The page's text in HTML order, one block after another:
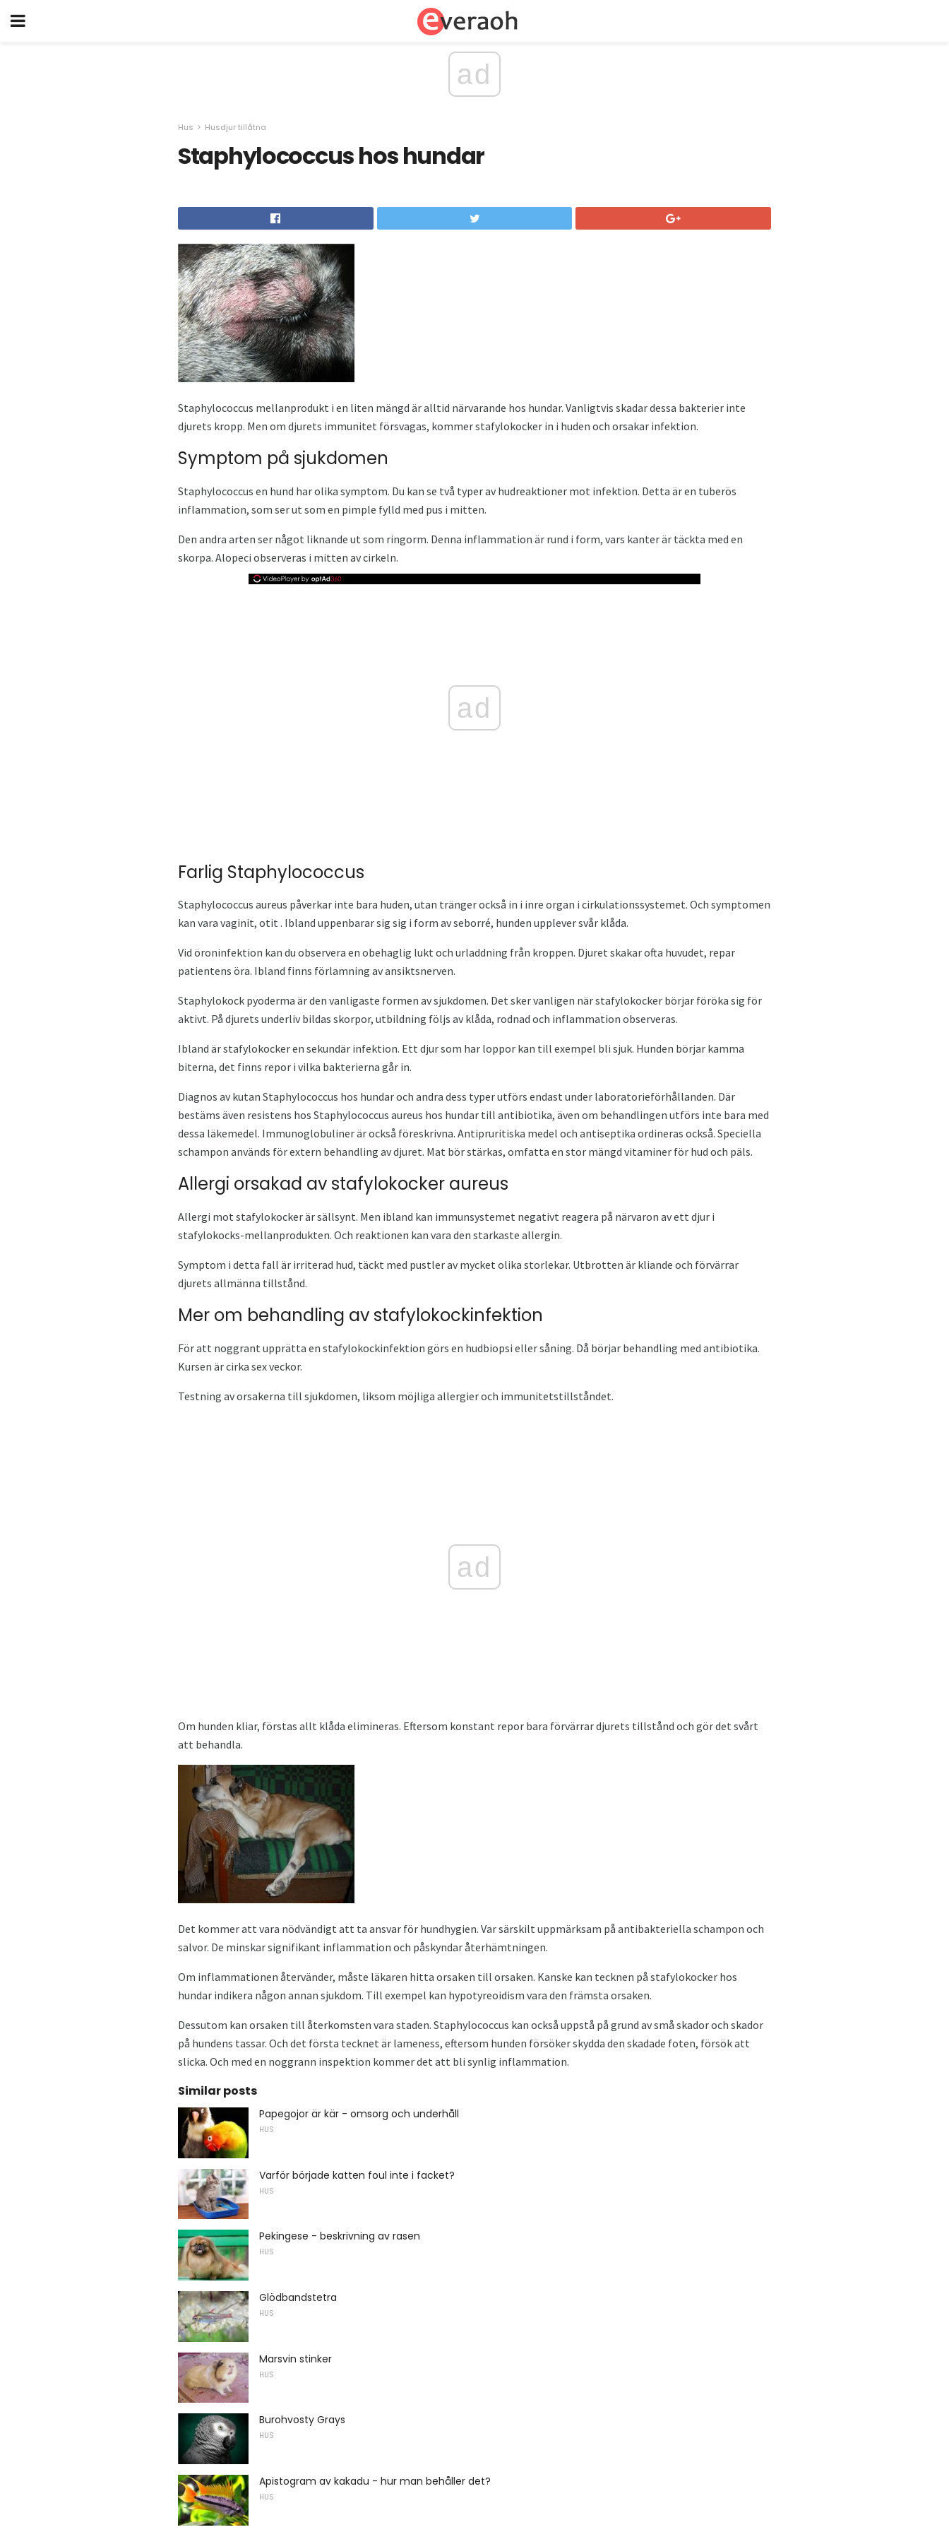
ad
Hus Husdjur tillåtna
Staphylococcus hos hundar
Staphylococcus mellanprodukt i en liten mängd är alltid närvarande hos hundar. Vanligtvis skadar dessa bakterier inte
djurets kropp. Men om djurets immunitet försvagas, kommer stafylokocker in i huden och orsakar infektion.
Symptom på sjukdomen
Staphylococcus en hund har olika symptom. Du kan se två typer av hudreaktioner mot infektion. Detta är en tuberös
inflammation, som ser ut som en pimple fylld med pus i mitten.
Den andra arten ser något liknande ut som ringorm. Denna inflammation är rund i form, vars kanter är täckta med en
skorpa. Alopeci observeras i mitten av cirkeln.
ad
Farlig Staphylococcus
Staphylococcus aureus påverkar inte bara huden, utan tränger också in i inre organ i cirkulationssystemet. Och symptomen
kan vara vaginit, otit . Ibland uppenbarar sig sig i form av seborré, hunden upplever svår klåda.
Vid öroninfektion kan du observera en obehaglig lukt och urladdning från kroppen. Djuret skakar ofta huvudet, repar
patientens öra. Ibland finns förlamning av ansiktsnerven.
Staphylokock pyoderma är den vanligaste formen av sjukdomen. Det sker vanligen när stafylokocker börjar föröka sig för
aktivt. På djurets underliv bildas skorpor, utbildning följs av klåda, rodnad och inflammation observeras.
Ibland är stafylokocker en sekundär infektion. Ett djur som har loppor kan till exempel bli sjuk. Hunden börjar kamma
biterna, det finns repor i vilka bakterierna går in.
Diagnos av kutan Staphylococcus hos hundar och andra dess typer utförs endast under laboratorieförhållanden. Där
bestäms även resistens hos Staphylococcus aureus hos hundar till antibiotika, även om behandlingen utförs inte bara med
dessa läkemedel. Immunoglobuliner är också föreskrivna. Antipruritiska medel och antiseptika ordineras också. Speciella
schampon används för extern behandling av djuret. Mat bör stärkas, omfatta en stor mängd vitaminer för hud och päls.
Allergi orsakad av stafylokocker aureus
Allergi mot stafylokocker är sällsynt. Men ibland kan immunsystemet negativt reagera på närvaron av ett djur i
stafylokocks-mellanprodukten. Och reaktionen kan vara den starkaste allergin.
Symptom i detta fall är irriterad hud, täckt med pustler av mycket olika storlekar. Utbrotten är kliande och förvärrar
djurets allmänna tillstånd.
Mer om behandling av stafylokockinfektion
För att noggrant upprätta en stafylokockinfektion görs en hudbiopsi eller såning. Då börjar behandling med antibiotika.
Kursen är cirka sex veckor.
Testning av orsakerna till sjukdomen, liksom möjliga allergier och immunitetstillståndet.
ad
Om hunden kliar, förstas allt klåda elimineras. Eftersom konstant repor bara förvärrar djurets tillstånd och gör det svårt
att behandla.
Det kommer att vara nödvändigt att ta ansvar för hundhygien. Var särskilt uppmärksam på antibakteriella schampon och
salvor. De minskar signifikant inflammation och påskyndar återhämtningen.
Om inflammationen återvänder, måste läkaren hitta orsaken till orsaken. Kanske kan tecknen på stafylokocker hos
hundar indikera någon annan sjukdom. Till exempel kan hypotyreoidism vara den främsta orsaken.
Dessutom kan orsaken till återkomsten vara staden. Staphylococcus kan också uppstå på grund av små skador och skador
på hundens tassar. Och det första tecknet är lameness, eftersom hunden försöker skydda den skadade foten, försök att
slicka. Och med en noggrann inspektion kommer det att bli synlig inflammation.
Similar posts
Papegojor är kär - omsorg och underhåll
HUS
Varför började katten foul inte i facket?
HUS
Pekingese - beskrivning av rasen
HUS
Glödbandstetra
HUS
Marsvin stinker
HUS
Burohvosty Grays
HUS
Apistogram av kakadu - hur man behåller det?
HUS